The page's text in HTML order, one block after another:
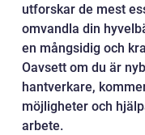
utforskar de mest
omvandla din
en mångsidig och
Oavsett om du är
hantverkare,
möjligheter och
arbete.